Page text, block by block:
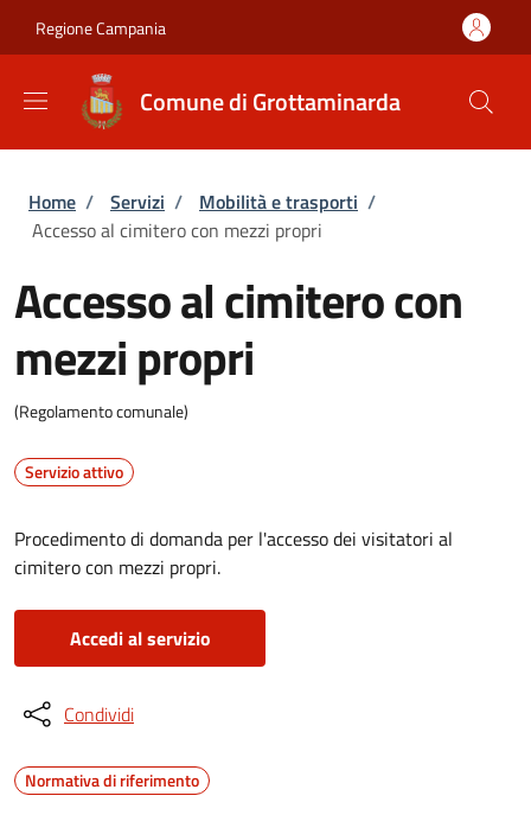
Regione Campania
Comune di Grottaminarda
Briciole di pane
Home / Servizi / Mobilità e trasporti /
Accesso al cimitero con mezzi propri
Accesso al cimitero con
mezzi propri
(Regolamento comunale)
Servizio attivo
Procedimento di domanda per l'accesso dei visitatori al
cimitero con mezzi propri.
Accedi al servizio
Condividi
Normativa di riferimento